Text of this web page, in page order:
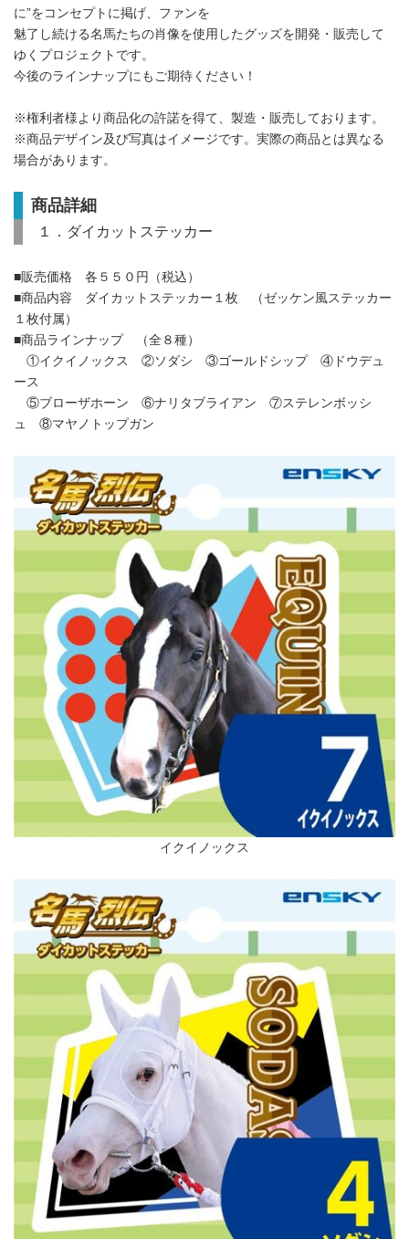
に”をコンセプトに掲げ、ファンを
魅了し続ける名馬たちの肖像を使用したグッズを開発・販売して
ゆくプロジェクトです。
今後のラインナップにもご期待ください！
※権利者様より商品化の許諾を得て、製造・販売しております。
※商品デザイン及び写真はイメージです。実際の商品とは異なる
場合があります。
商品詳細
１．ダイカットステッカー
■販売価格 各５５０円（税込）
■商品内容 ダイカットステッカー１枚 （ゼッケン風ステッカー
１枚付属）
■商品ラインナップ （全８種）
①イクイノックス ②ソダシ ③ゴールドシップ ④ドウデュ
ース
⑤ブローザホーン ⑥ナリタブライアン ⑦ステレンボッシ
ュ ⑧マヤノトップガン
イクイノックス